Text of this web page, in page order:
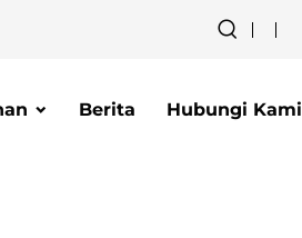
Berita Hubungi Kami